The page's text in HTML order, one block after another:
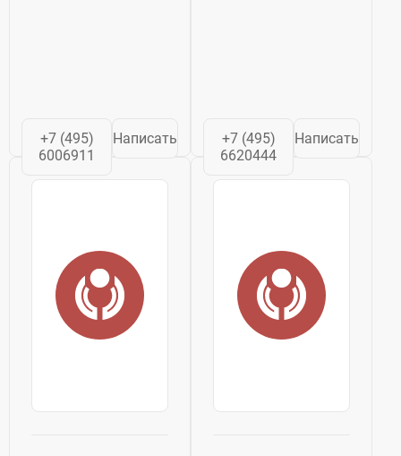
+7 (495)
6006911
Написать
+7 (495)
6620444
Написать